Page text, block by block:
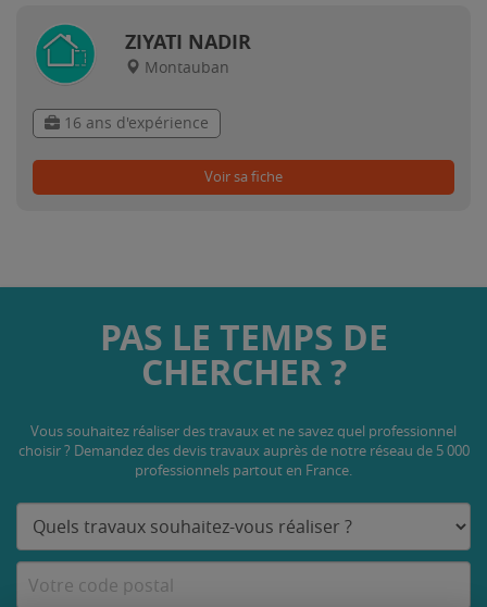
ZIYATI NADIR
Montauban
16 ans d'expérience
Voir sa fiche
PAS LE TEMPS DE
CHERCHER ?
Vous souhaitez réaliser des travaux et ne savez quel professionnel
choisir ? Demandez des devis travaux auprès de notre réseau de 5 000
professionnels partout en France.